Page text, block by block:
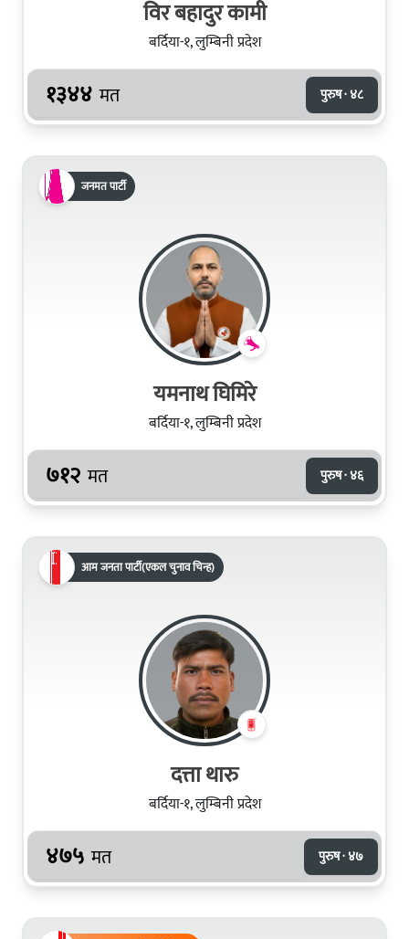
विर बहादुर कामी
बर्दिया-१, लुम्बिनी प्रदेश
१३४४ मत पुरुष · ४८
जनमत पार्टी
यमनाथ घिमिरे
बर्दिया-१, लुम्बिनी प्रदेश
७१२ मत पुरुष · ४६
आम जनता पार्टी(एकल चुनाव चिन्ह)
दत्ता थारु
बर्दिया-१, लुम्बिनी प्रदेश
४७५ मत पुरुष · ४७